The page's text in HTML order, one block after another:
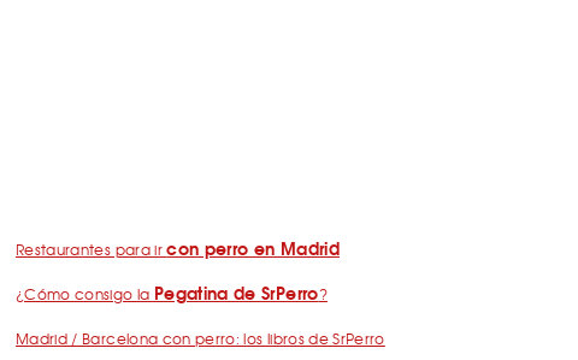
Restaurantes para ircon perro en Madrid
¿Cómo consigo la Pegatina de SrPerro?
Madrid / Barcelona con perro: los libros de SrPerro